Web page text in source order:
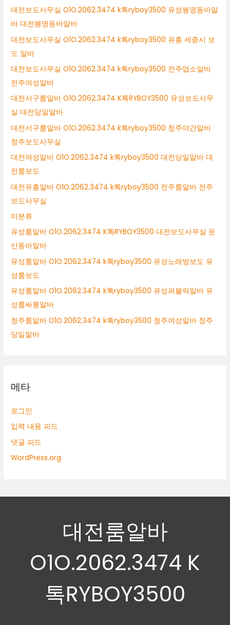
대전보도사무실 O1O.2062.3474 k톡ryboy3500 유성봉명동바알
바 대전봉명동바알바
대전보도사무실 O1O.2062.3474 k톡ryboy3500 유흥 세종시 보
도 알바
대전보도사무실 O1O.2062.3474 k톡ryboy3500 전주업소알바
전주여성알바
대전서구룸알바 O1O.2062.3474 K톡RYBOY3500 유성보도사무
실 대전당일알바
대전서구룸알바 O1O.2062.3474 k톡ryboy3500 청주야간알바
청주보도사무실
대전여성알바 O1O.2062.3474 k톡ryboy3500 대전당일알바 대
전룸보도
대전유흥알바 O1O.2062.3474 k톡ryboy3500 전주룸알바 전주
보도사무실
미분류
유성룸알바 O1O.2062.3474 K톡RYBOY3500 대전보도사무실 둔
산동바알바
유성룸알바 O1O.2062.3474 k톡ryboy3500 유성노래방보도 유
성룸보도
유성룸알바 O1O.2062.3474 k톡ryboy3500 유성퍼블릭알바 유
성룸싸롱알바
청주룸알바 O1O.2062.3474 k톡ryboy3500 청주여성알바 청주
당일알바
메타
로그인
입력 내용 피드
댓글 피드
WordPress.org
대전룸알바
O1O.2062.3474 K
톡RYBOY3500